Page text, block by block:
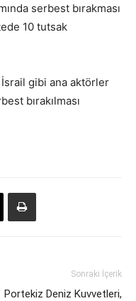
serbest bırakması
10 tutsak
İsrail gibi ana aktörler
bırakılması
Sonraki İçerik
Portekiz Deniz Kuvvetleri,